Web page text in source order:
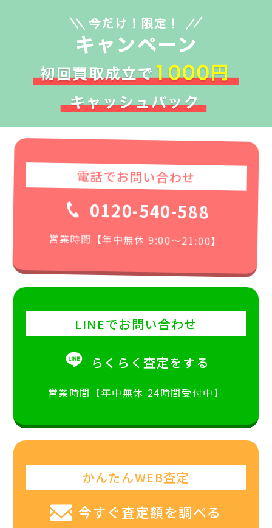
電話でお問い合わせ
0120-540-588
営業時間【年中無休 9:00〜21:00】
LINEでお問い合わせ
らくらく査定をする
営業時間【年中無休 24時間受付中】
かんたんWEB査定
今すぐ査定額を調べる